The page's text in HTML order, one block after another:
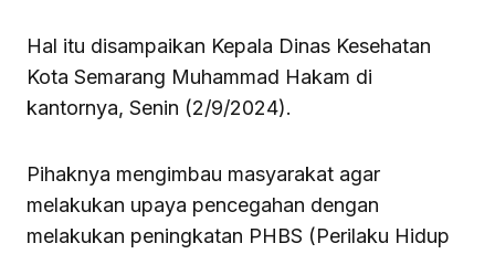
Hal itu disampaikan Kepala Dinas Kesehatan
Kota Semarang Muhammad Hakam di
kantornya, Senin (2/9/2024).
Pihaknya mengimbau masyarakat agar
melakukan upaya pencegahan dengan
melakukan peningkatan PHBS (Perilaku Hidup